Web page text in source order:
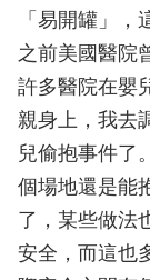
「易開罐」，
之前美國醫院
許多醫院在嬰
親身上，我去
兒偷抱事件了
個場地還是能
了，某些做法
安全，而這也